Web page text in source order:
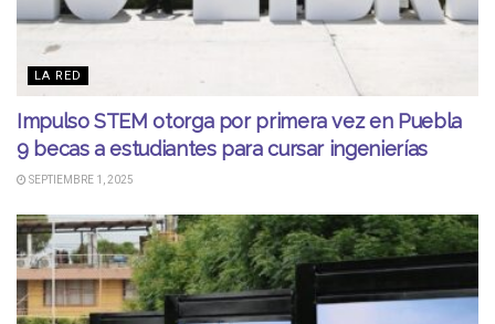
LA RED
Impulso STEM otorga por primera vez en Puebla
9 becas a estudiantes para cursar ingenierías
SEPTIEMBRE 1, 2025